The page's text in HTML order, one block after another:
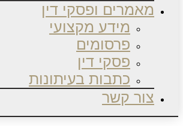
מאמרים ופסקי דין
מידע מקצועי
פרסומים
פסקי דין
כתבות בעיתונות
צור קשר